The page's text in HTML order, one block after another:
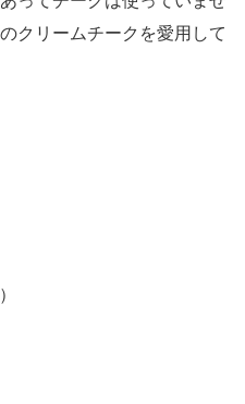
クリームチークを愛用して